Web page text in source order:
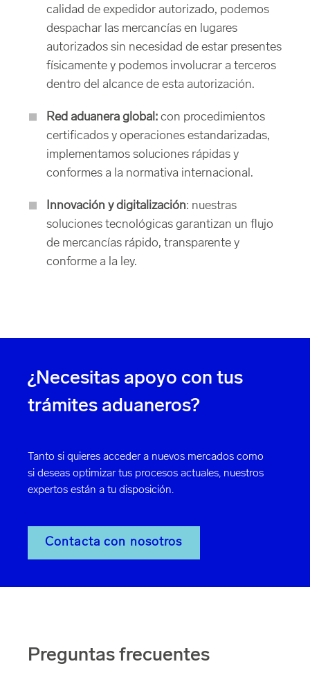
calidad de expedidor autorizado, podemos
despachar las mercancías en lugares
autorizados sin necesidad de estar presentes
físicamente y podemos involucrar a terceros
dentro del alcance de esta autorización.
Red aduanera global: con procedimientos
certificados y operaciones estandarizadas,
implementamos soluciones rápidas y
conformes a la normativa internacional.
Innovación y digitalización: nuestras
soluciones tecnológicas garantizan un flujo
de mercancías rápido, transparente y
conforme a la ley.
¿Necesitas apoyo con tus
trámites aduaneros?
Tanto si quieres acceder a nuevos mercados como
si deseas optimizar tus procesos actuales, nuestros
expertos están a tu disposición.
Contacta con nosotros
Preguntas frecuentes